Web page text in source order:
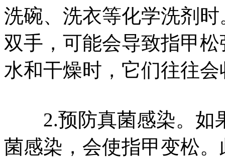
洗碗、洗衣等化学洗剂
双手，可能会导致指甲
水和干燥时，它们往往
2.预防真菌感染。如
菌感染，会使指甲变松